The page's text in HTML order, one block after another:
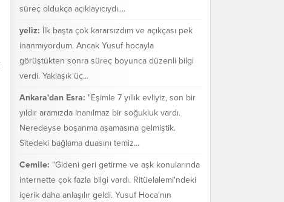
süreç oldukça açıklayıcıydı....
yeliz: İlk başta çok kararsızdım ve açıkçası pek
inanmıyordum. Ancak Yusuf hocayla
görüştükten sonra süreç boyunca düzenli bilgi
verdi. Yaklaşık üç...
Ankara'dan Esra: "Eşimle 7 yıllık evliyiz, son bir
yıldır aramızda inanılmaz bir soğukluk vardı.
Neredeyse boşanma aşamasına gelmiştik.
Sitedeki bağlama duasını temiz...
Cemile: "Gideni geri getirme ve aşk konularında
internette çok fazla bilgi vardı. Ritüelalemi'ndeki
içerik daha anlaşılır geldi. Yusuf Hoca'nın